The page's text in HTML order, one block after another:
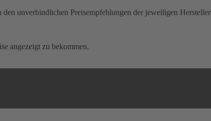
den unverbindlichen Preisempfehlungen der jeweiligen Hersteller
angezeigt zu bekommen.